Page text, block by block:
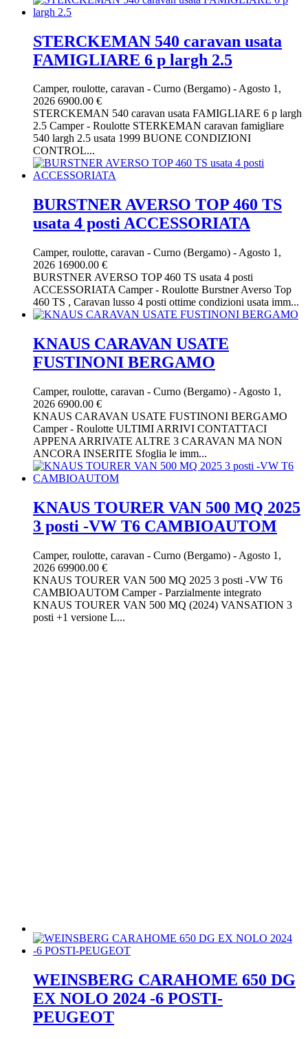
STERCKEMAN 540 caravan usata
FAMIGLIARE 6 p largh 2.5
Camper, roulotte, caravan - Curno (Bergamo) -Agosto 1,
2026 6900.00 €
STERCKEMAN 540 caravan usata FAMIGLIARE 6 p largh
2.5 Camper - Roulotte STERKEMAN caravan famigliare
540 largh 2.5 usata 1999 BUONE CONDIZIONI
CONTROL...
BURSTNER AVERSO TOP 460 TS
usata 4 posti ACCESSORIATA
Camper, roulotte, caravan - Curno (Bergamo) - Agosto 1,
2026 16900.00 €
BURSTNER AVERSO TOP 460 TS usata 4 posti
ACCESSORIATA Camper - Roulotte Burstner Averso Top
460 TS , Caravan lusso 4 posti ottime condizioni usata imm...
KNAUS CARAVAN USATE
FUSTINONI BERGAMO
Camper, roulotte, caravan - Curno (Bergamo) - Agosto 1,
2026 6900.00 €
KNAUS CARAVAN USATE FUSTINONI BERGAMO
Camper - Roulotte ULTIMI ARRIVI CONTATTACI
APPENA ARRIVATE ALTRE 3 CARAVAN MA NON
ANCORA INSERITE Sfoglia le imm...
KNAUS TOURER VAN 500 MQ 2025
3 posti -VW T6 CAMBIOAUTOM
Camper, roulotte, caravan - Curno (Bergamo) - Agosto 1,
2026 69900.00 €
KNAUS TOURER VAN 500 MQ 2025 3 posti -VW T6
CAMBIOAUTOM Camper - Parzialmente integrato
KNAUS TOURER VAN 500 MQ (2024) VANSATION 3
posti +1 versione L...
WEINSBERG CARAHOME 650 DG
EX NOLO 2024 -6 POSTI-
PEUGEOT